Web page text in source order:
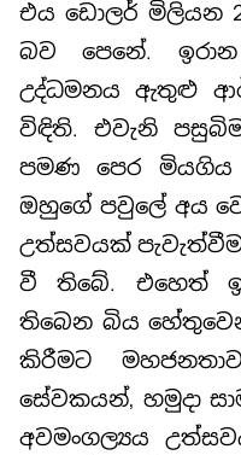
එය ඩොලර් මිලියන
බව පෙනේ.
උද්ධමනය ඇතුළු
විඳිති. එවැනි
පමණ පෙර මියගිය
ඔහුගේ පවුලේ අය
උත්සවයක්
වී තිබේ. එහෙත්
තිබෙන බිය
කිරීමට
සේවකයන්, හමුදා
අවමංගල්‍යය